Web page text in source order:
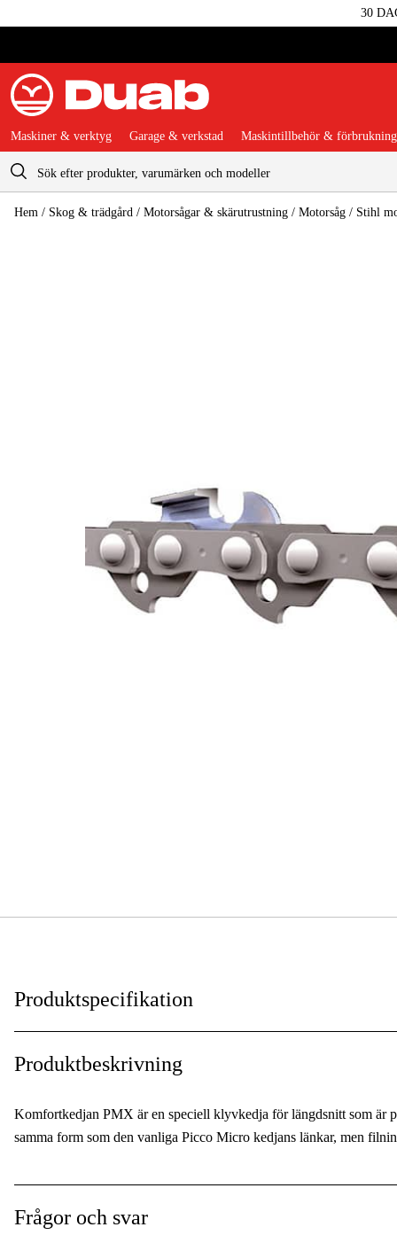
30
Varukorg
Maskiner & verktyg Garage & verkstad Maskintillbehör & förbrukning
Hem / Skog & trädgård / Motorsågar & skärutrustning / Motorsåg / Stihl
Produktspecifikation
Kortnummer:
Drivlänksbredd :
Drivlänkar
Produktbeskrivning
Komfortkedjan PMX är en speciell klyvkedja för längdsnitt som är
samma form som den vanliga Picco Micro kedjans länkar, men
Frågor och svar